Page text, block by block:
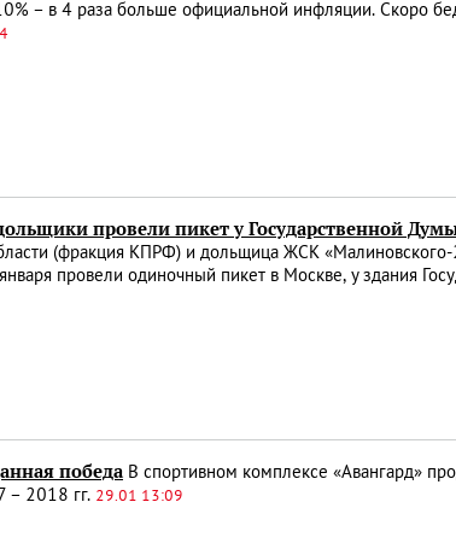
– в 4 раза больше официальной инфляции. Скоро
провели пикет у Государственной
(фракция КПРФ) и дольщица ЖСК «Малиновского-
провели одиночный пикет в Москве, у здания
победа В спортивном комплексе «Авангард»
– 2018 гг. 29.01 13:09